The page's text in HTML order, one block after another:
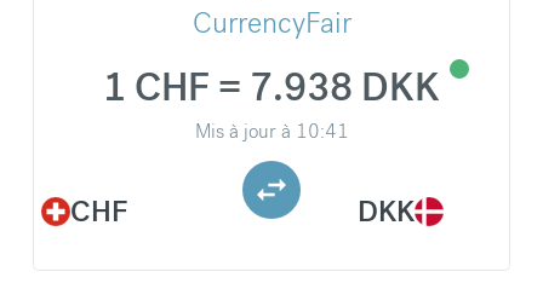
CurrencyFair
CHF
1 CHF = 7.938 DKK
Mis à jour à 10:41
DKK